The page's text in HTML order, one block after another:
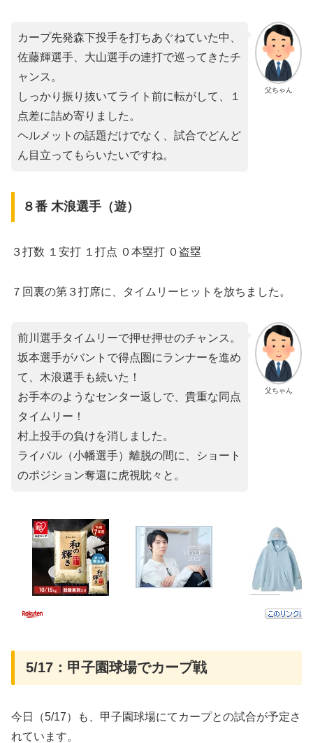
父ちゃん
カープ先発森下投手を打ちあぐねていた中、
佐藤輝選手、大山選手の連打で巡ってきたチ
ャンス。
しっかり振り抜いてライト前に転がして、１
点差に詰め寄りました。
ヘルメットの話題だけでなく、試合でどんど
ん目立ってもらいたいですね。
８番 木浪選手（遊）
３打数 １安打 １打点 ０本塁打 ０盗塁
７回裏の第３打席に、タイムリーヒットを放ちました。
父ちゃん
前川選手タイムリーで押せ押せのチャンス。
坂本選手がバントで得点圏にランナーを進め
て、木浪選手も続いた！
お手本のようなセンター返しで、貴重な同点
タイムリー！
村上投手の負けを消しました。
ライバル（小幡選手）離脱の間に、ショート
のポジション奪還に虎視眈々と。
5/17：甲子園球場でカープ戦
今日（5/17）も、甲子園球場にてカープとの試合が予定さ
れています。